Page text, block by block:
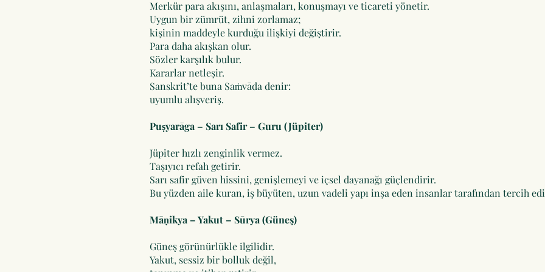
Merkür para akışını, anlaşmaları, konuşmayı ve ticareti yönetir.
Uygun bir zümrüt, zihni zorlamaz;
kişinin maddeyle kurduğu ilişkiyi değiştirir.
Para daha akışkan olur.
Sözler karşılık bulur.
Kararlar netleşir.
Sanskrit’te buna Saṁvāda denir:
uyumlu alışveriş.
Puṣyarāga – Sarı Safir – Guru (Jüpiter)
Jüpiter hızlı zenginlik vermez.
Taşıyıcı refah getirir.
Sarı safir güven hissini, genişlemeyi ve içsel dayanağı güçlendirir.
Bu yüzden aile kuran, iş büyüten, uzun vadeli yapı inşa eden insanlar tarafından tercih
Māṇikya – Yakut – Sūrya (Güneş)
Güneş görünürlükle ilgilidir.
Yakut, sessiz bir bolluk değil,